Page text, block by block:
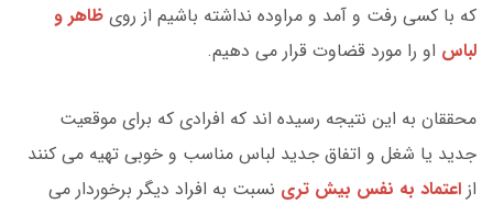
که با کسی رفت و آمد و مراوده نداشته باشیم از روی ظاهر و
لباس او را مورد قضاوت قرار می دهیم.
محققان به این نتیجه رسیده اند که افرادی که برای موقعیت
جدید یا شغل و اتفاق جدید لباس مناسب و خوبی تهیه می کنند
از اعتماد به نفس بیش تری نسبت به افراد دیگر برخوردار می